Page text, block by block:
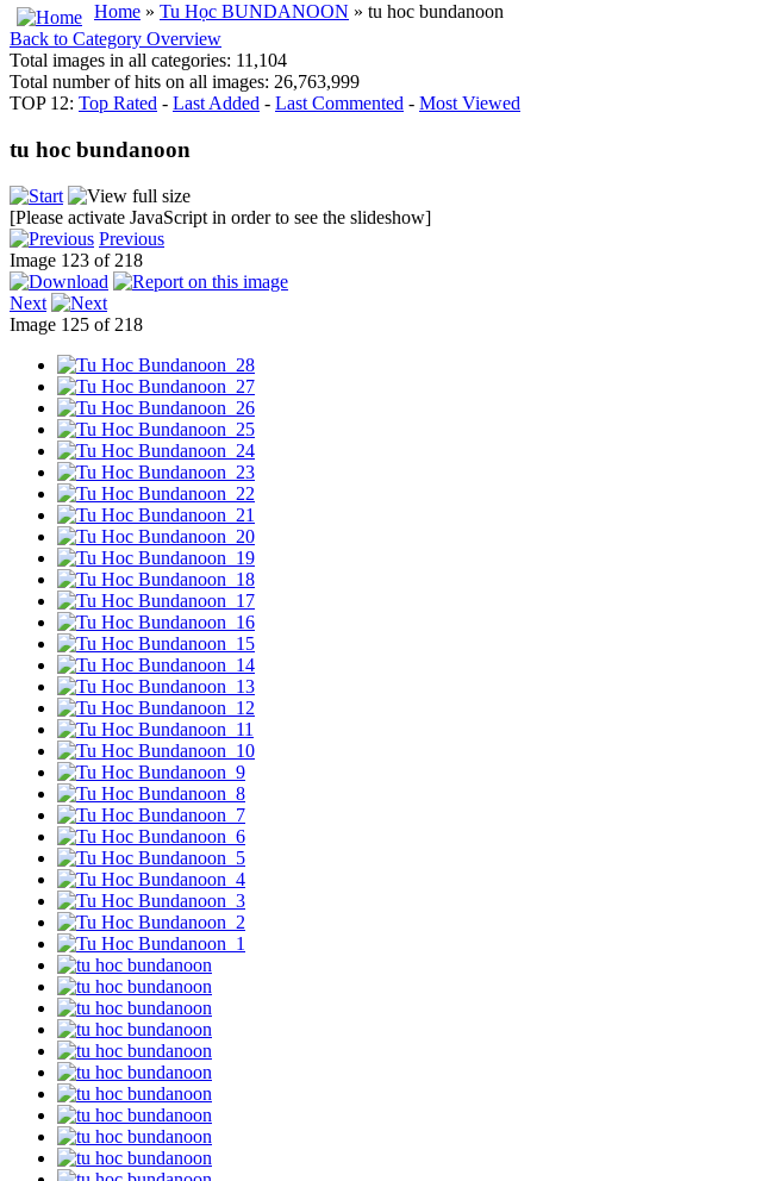
Home » Tu Học BUNDANOON » tu hoc bundanoon
Back to Category Overview
Total images in all categories: 11,104
Total number of hits on all images: 26,763,999
TOP 12: Top Rated - Last Added - Last Commented - Most Viewed
tu hoc bundanoon
[Please activate JavaScript in order to see the slideshow]
Previous
Image 123 of 218
Next
Image 125 of 218